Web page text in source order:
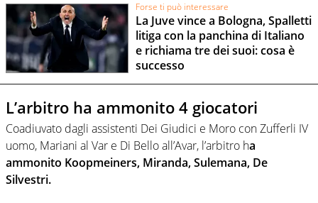
Forse ti può interessare
La Juve vince a Bologna, Spalletti
litiga con la panchina di Italiano
e richiama tre dei suoi: cosa è
successo
L’arbitro ha ammonito 4 giocatori
Coadiuvato dagli assistenti Dei Giudici e Moro con Zufferli IV
uomo, Mariani al Var e Di Bello all’Avar, l’arbitro ha
ammonito Koopmeiners, Miranda, Sulemana, De
Silvestri.